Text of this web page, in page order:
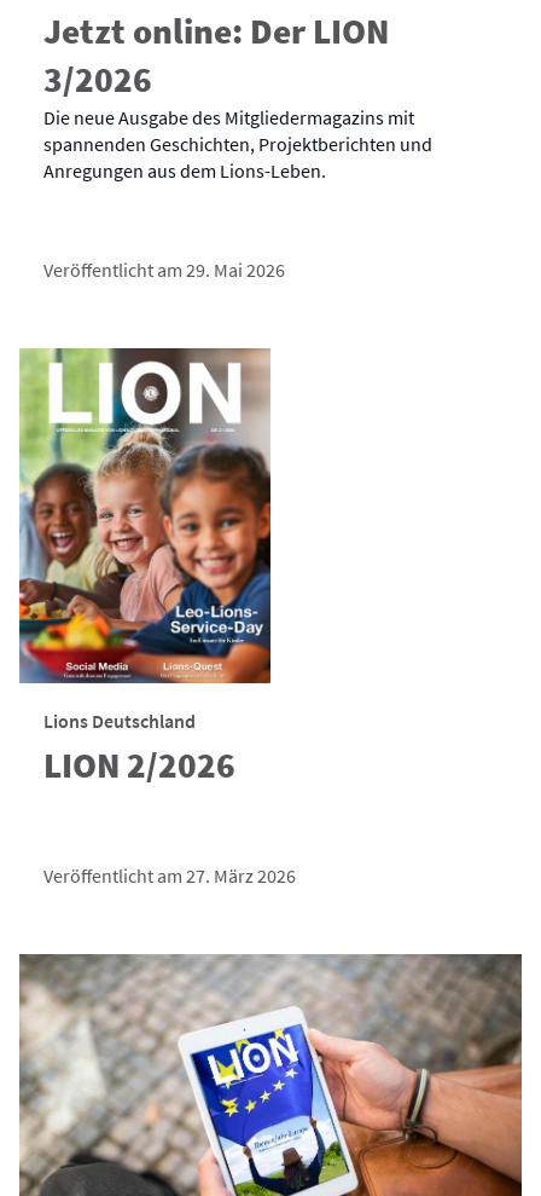
Jetzt online: Der LION
3/2026
Die neue Ausgabe des Mitgliedermagazins mit
spannenden Geschichten, Projektberichten und
Anregungen aus dem Lions-Leben.
Veröffentlicht am 29. Mai 2026
Lions Deutschland
LION 2/2026
Veröffentlicht am 27. März 2026